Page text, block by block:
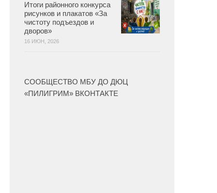
Итоги районного конкурса
рисунков и плакатов «За
чистоту подъездов и
дворов»
16 ИЮН, 2026
СООБЩЕСТВО МБУ ДО ДЮЦ
«ПИЛИГРИМ» ВКОНТАКТЕ